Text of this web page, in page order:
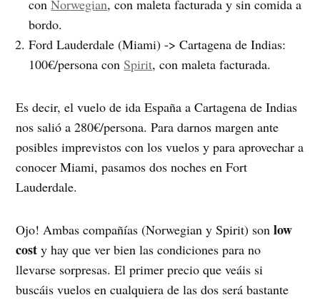
conNorwegian, con maleta facturada y sin comida a
bordo.
Ford Lauderdale (Miami) -> Cartagena de Indias:
100€/persona con Spirit, con maleta facturada.
Es decir, el vuelo de ida España a Cartagena de Indias
nos salió a 280€/persona. Para darnos margen ante
posibles imprevistos con los vuelos y para aprovechar a
conocer Miami, pasamos dos noches en Fort
Lauderdale.
Ojo! Ambas compañías (Norwegian y Spirit) sonlow
cost y hay que ver bien las condiciones para no
llevarse sorpresas. El primer precio que veáis si
buscáis vuelos en cualquiera de las dos será bastante